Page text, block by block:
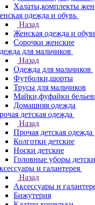
Халаты,комплекты
одежда и обувь
Назад
Женская одежда и
Сорочки женские
для мальчиков
Назад
Одежда для мальчиков
Футболки,шорты
Трусы для мальчиков
Майки,фуфайки
Домашняя одежда
детская одежда
Назад
Прочая детская одежда
Колготки детские
Носки детские
Головные уборы
и галантерея
Назад
Аксессуары и
Бижутерия